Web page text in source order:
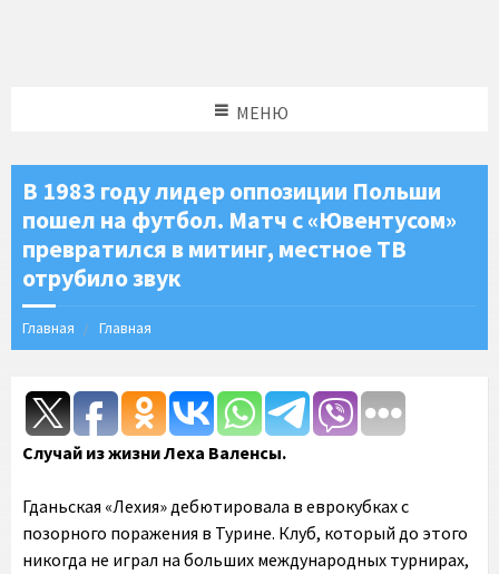
МЕНЮ
В 1983 году лидер оппозиции Польши
пошел на футбол. Матч с «Ювентусом»
превратился в митинг, местное ТВ
отрубило звук
Главная Главная
Случай из жизни Леха Валенсы.
Гданьская «Лехия» дебютировала в еврокубках с
позорного поражения в Турине. Клуб, который до этого
никогда не играл на больших международных турнирах,